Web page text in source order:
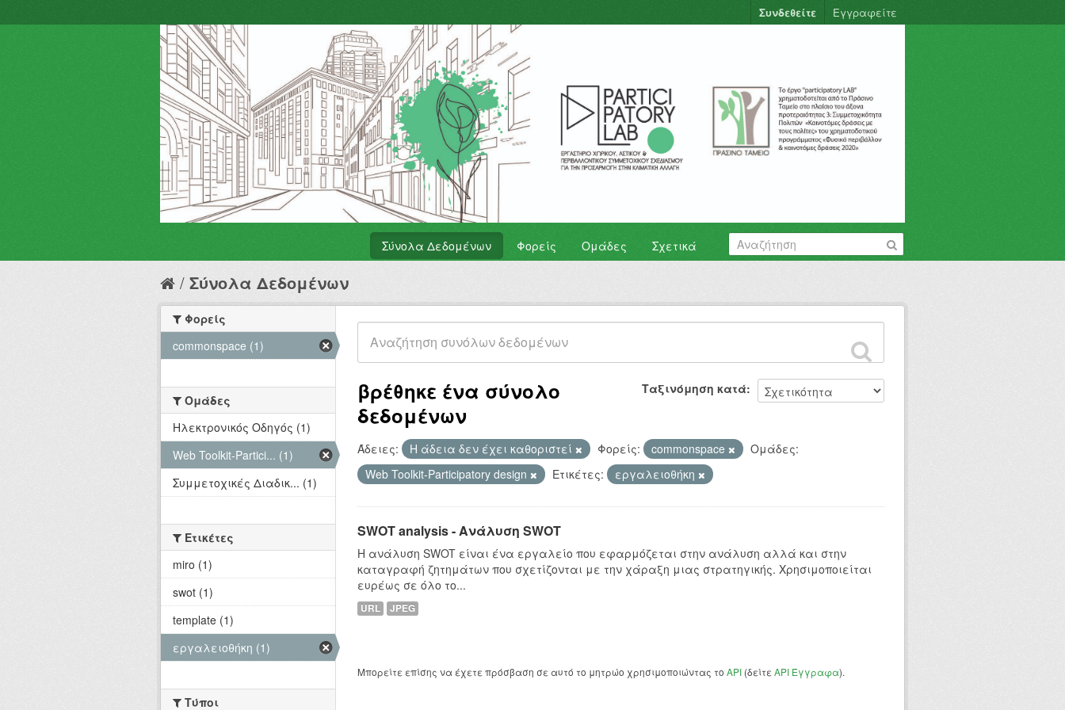
Συνδεθείτε Εγγραφείτε
Σύνολα Δεδομένων Φορείς Ομάδες Σχετικά
Σύνολα Δεδομένων
Ταξινόμηση κατά
βρέθηκε ένα σύνολο
δεδομένων
Άδειες: Η άδεια δεν έχει καθοριστεί Φορείς: commonspace
Ομάδες:
Web Toolkit-Participatory design
Ετικέτες: εργαλειοθήκη
SWOT analysis - Ανάλυση SWOT
Η ανάλυση SWOT είναι ένα εργαλείο που εφαρμόζεται στην ανάλυση αλλά και στην
καταγραφή ζητημάτων που σχετίζονται με την χάραξη μιας στρατηγικής. Χρησιμοποιείται
ευρέως σε όλο το...
URL JPEG
Μπορείτε επίσης να έχετε πρόσβαση σε αυτό το μητρώο χρησιμοποιώντας το API (δείτε API Έγγραφα).
Φορείς
commonspace (1)
Ομάδες
Hλεκτρονικός Οδηγός (1)
Web Toolkit-Partici... (1)
Συμμετοχικές Διαδικ... (1)
Ετικέτες
miro (1)
swot (1)
template (1)
εργαλειοθήκη (1)
Τύποι